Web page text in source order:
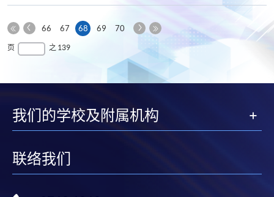
第
一
上
66 67 68本
69 70
下
页
最
页 之 139
我们的学校及附属机构
联络我们